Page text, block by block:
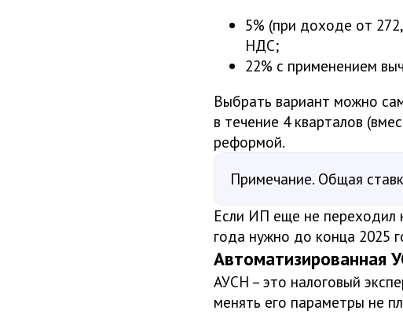
5% (при доходе от
НДС;
22% с применением
Выбрать вариант можно
в течение 4 кварталов
реформой.
Примечание. Общая
Если ИП еще не переходил
года нужно до конца 2025
Автоматизированная
АУСН – это налоговый
менять его параметры не